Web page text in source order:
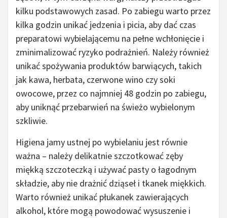
kilku podstawowych zasad. Po zabiegu warto przez
kilka godzin unikać jedzenia i picia, aby dać czas
preparatowi wybielającemu na pełne wchłonięcie i
zminimalizować ryzyko podrażnień. Należy również
unikać spożywania produktów barwiących, takich
jak kawa, herbata, czerwone wino czy soki
owocowe, przez co najmniej 48 godzin po zabiegu,
aby uniknąć przebarwień na świeżo wybielonym
szkliwie.
Higiena jamy ustnej po wybielaniu jest równie
ważna – należy delikatnie szczotkować zęby
miękką szczoteczką i używać pasty o łagodnym
składzie, aby nie drażnić dziąseł i tkanek miękkich.
Warto również unikać płukanek zawierających
alkohol, które mogą powodować wysuszenie i